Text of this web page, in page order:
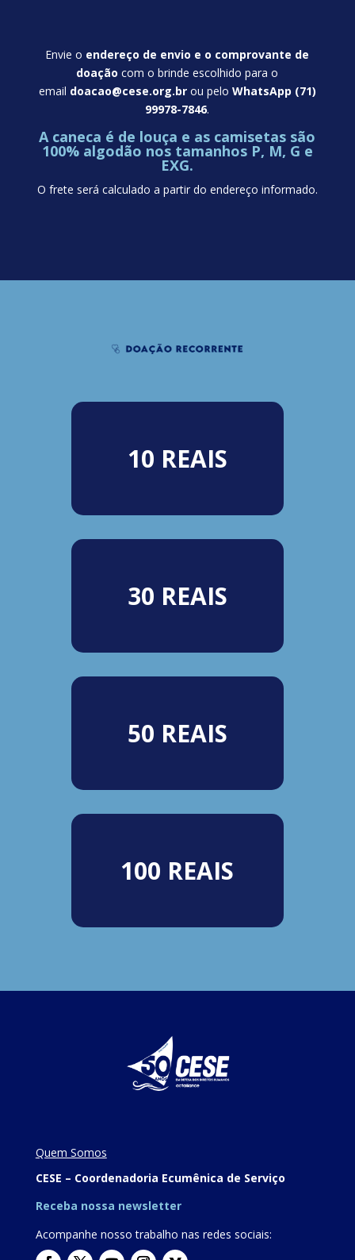
Envie o endereço de envio e o comprovante de
doação com o brinde escolhido para o
email doacao@cese.org.brou pelo WhatsApp (71)
99978-7846.
A caneca é de louça e as camisetas são
100% algodão nos tamanhos P, M, G e
EXG.
O frete será calculado a partir do endereço informado.
10 REAIS
30 REAIS
50 REAIS
100 REAIS
Quem Somos
CESE – Coordenadoria Ecumênica de Serviço
Receba nossa newsletter
Acompanhe nosso trabalho nas redes sociais: